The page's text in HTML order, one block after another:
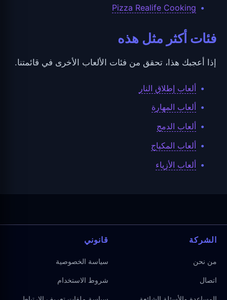
Pizza Realife Cooking
فئات أكثر مثل هذه
إذا أعجبك هذا، تحقق من فئات الألعاب الأخرى في قائمتنا.
ألعاب إطلاق النار
ألعاب المهارة
ألعاب الدمج
ألعاب المكياج
ألعاب الأزياء
الشركة
من نحن
اتصال
قانوني
سياسة الخصوصية
شروط الاستخدام